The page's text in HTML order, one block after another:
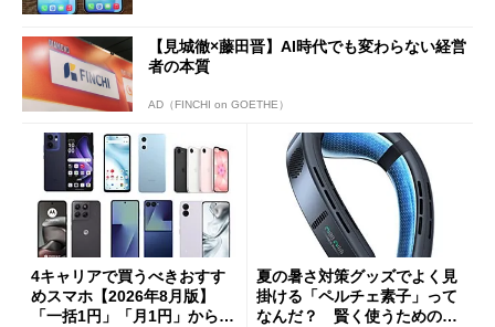
【見城徹×藤田晋】AI時代でも変わらない経営
者の本質
AD（FINCHI on GOETHE）
4キャリアで買うべきおすす
めスマホ【2026年8月版】
「一括1円」「月1円」からお
夏の暑さ対策グッズでよく見
掛ける「ペルチェ素子」って
なんだ？ 賢く使うための注